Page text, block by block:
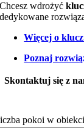
Chcesz wdrożyć
dedykowane
Więcej o
Poznaj
Skontaktuj się z
pokoi w